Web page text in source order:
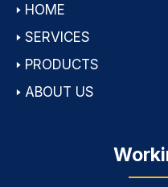
🢒 HOME
🢒 SERVICES
🢒 PRODUCTS
🢒 ABOUT US